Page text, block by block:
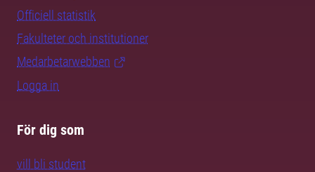
Officiell statistik
Fakulteter och institutioner
Medarbetarwebben
Logga in
För dig som
vill bli student